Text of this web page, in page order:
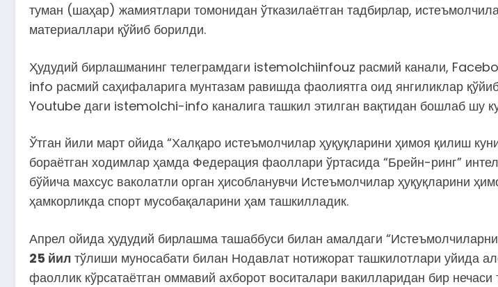
туман (шаҳар) жамиятлари томонидан ўтказилаётган тадбирлар,
материаллари қўйиб борилди.
Ҳудудий бирлашманинг телеграмдаги istemolchiinfouz расмий канали,
info расмий саҳифаларига мунтазам равишда фаолиятга оид янгиликлар
Youtube даги istemolchi-info каналига ташкил этилган вақтидан бошлаб шу
Ўтган йили март ойида “Халқаро истеъмолчилар ҳуқуқларини ҳимоя қилиш
бораётган ходимлар ҳамда Федерация фаоллари ўртасида “Брейн-ринг”
бўйича махсус ваколатли орган ҳисобланувчи Истеъмолчилар ҳуқуқларини
ҳамкорликда спорт мусобақаларини ҳам ташкилладик.
Апрел ойида ҳудудий бирлашма ташаббуси билан амалдаги
25 йил тўлиши муносабати билан Нодавлат нотижорат ташкилотлари уйида
фаоллик кўрсатаётган оммавий ахборот воситалари вакилларидан бир нечаси